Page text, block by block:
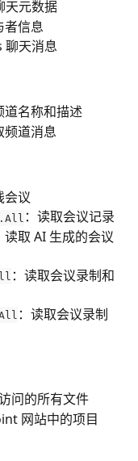
天元数据
者信息
聊天消息
道名称和描述
频道消息
会议
：读取会议记录
读取 AI 生成的会议
：读取会议录制和
：读取会议录制
问的所有文件
网站中的项目